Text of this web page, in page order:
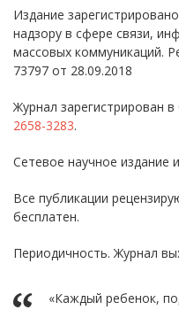
Издание
надзору в сфере связи,
массовых коммуникаций.
73797 от 28.09.2018
Журнал зарегистрирован
2658-3283.
Сетевое научное издание
Все публикации
бесплатен.
Периодичность. Журнал
«Каждый ребенок,